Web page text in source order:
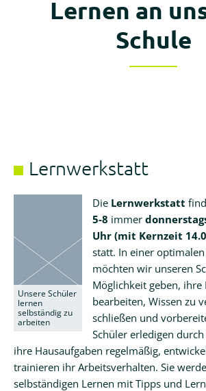
Schulwegeplan
Lernen an
Schule
Lernwerkstatt
Unsere Schüler
lernen
selbständig zu
arbeiten
Die Lernwerkstatt
5-8 immer
Uhr (mit Kernzeit
statt. In einer
möchten wir unseren
Möglichkeit geben, ihre
bearbeiten, Wissen zu
schließen und
Schüler erledigen
ihre Hausaufgaben regelmäßig,
trainieren ihr Arbeitsverhalten. Sie
selbständigen Lernen mit Tipps und